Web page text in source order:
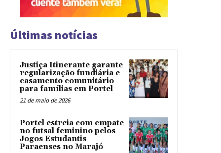
Últimas notícias
Justiça Itinerante garante
regularização fundiária e
casamento comunitário
para famílias em Portel
21 de maio de 2026
Portel estreia com empate
no futsal feminino pelos
Jogos Estudantis
Paraenses no Marajó